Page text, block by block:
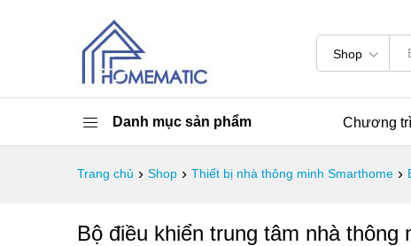
Shop
Danh mục sản phẩm Chương
Trang chủ › Shop › Thiết bị nhà thông minh Smarthome ›
Bộ điều khiển trung tâm nhà thông